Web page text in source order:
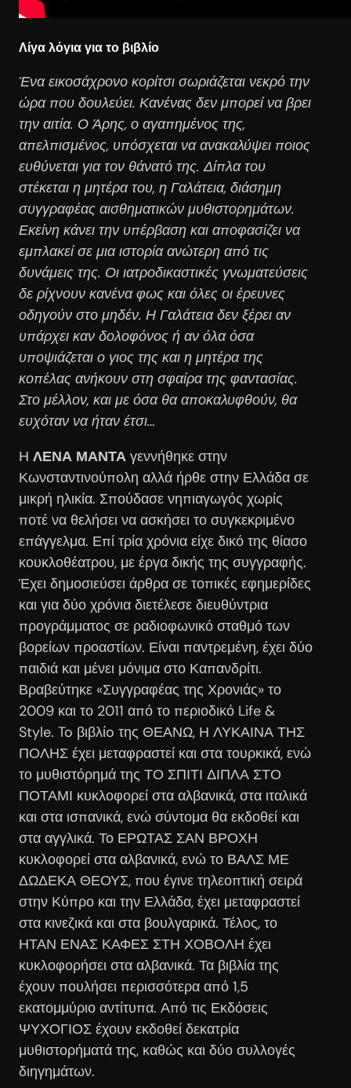
Λίγα λόγια για το βιβλίο
Ένα εικοσάχρονο κορίτσι σωριάζεται νεκρό την
ώρα που δουλεύει. Κανένας δεν μπορεί να βρει
την αιτία. Ο Άρης, ο αγαπημένος της,
απελπισμένος, υπόσχεται να ανακαλύψει ποιος
ευθύνεται για τον θάνατό της. Δίπλα του
στέκεται η μητέρα του, η Γαλάτεια, διάσημη
συγγραφέας αισθηματικών μυθιστορημάτων.
Εκείνη κάνει την υπέρβαση και αποφασίζει να
εμπλακεί σε μια ιστορία ανώτερη από τις
δυνάμεις της. Οι ιατροδικαστικές γνωματεύσεις
δε ρίχνουν κανένα φως και όλες οι έρευνες
οδηγούν στο μηδέν. Η Γαλάτεια δεν ξέρει αν
υπάρχει καν δολοφόνος ή αν όλα όσα
υποψιάζεται ο γιος της και η μητέρα της
κοπέλας ανήκουν στη σφαίρα της φαντασίας.
Στο μέλλον, και με όσα θα αποκαλυφθούν, θα
ευχόταν να ήταν έτσι…
Η ΛΕΝΑ ΜΑΝΤΑ γεννήθηκε στην
Κωνσταντινούπολη αλλά ήρθε στην Ελλάδα σε
μικρή ηλικία. Σπούδασε νηπιαγωγός χωρίς
ποτέ να θελήσει να ασκήσει το συγκεκριμένο
επάγγελμα. Επί τρία χρόνια είχε δικό της θίασο
κουκλοθέατρου, με έργα δικής της συγγραφής.
Έχει δημοσιεύσει άρθρα σε τοπικές εφημερίδες
και για δύο χρόνια διετέλεσε διευθύντρια
προγράμματος σε ραδιοφωνικό σταθμό των
βορείων προαστίων. Είναι παντρεμένη, έχει δύο
παιδιά και μένει μόνιμα στο Καπανδρίτι.
Βραβεύτηκε «Συγγραφέας της Χρονιάς» το
2009 και το 2011 από το περιοδικό Life &
Style. To βιβλίo της ΘΕΑΝΩ, Η ΛΥΚΑΙΝΑ ΤΗΣ
ΠΟΛΗΣ έχει μεταφραστεί και στα τουρκικά, ενώ
το μυθιστόρημά της ΤΟ ΣΠΙΤΙ ΔΙΠΛΑ ΣΤΟ
ΠΟΤΑΜΙ κυκλοφορεί στα αλβανικά, στα ιταλικά
και στα ισπανικά, ενώ σύντομα θα εκδοθεί και
στα αγγλικά. Το ΕΡΩΤΑΣ ΣΑΝ ΒΡΟΧΗ
κυκλοφορεί στα αλβανικά, ενώ το ΒΑΛΣ ΜΕ
ΔΩΔΕΚΑ ΘΕΟΥΣ, που έγινε τηλεοπτική σειρά
στην Κύπρο και την Ελλάδα, έχει μεταφραστεί
στα κινεζικά και στα βουλγαρικά. Τέλος, το
ΗΤΑΝ ΕΝΑΣ ΚΑΦΕΣ ΣΤΗ ΧΟΒΟΛΗ έχει
κυκλοφορήσει στα αλβανικά. Τα βιβλία της
έχουν πουλήσει περισσότερα από 1,5
εκατομμύριο αντίτυπα. Από τις Εκδόσεις
ΨΥΧΟΓΙΟΣ έχουν εκδοθεί δεκατρία
μυθιστορήματά της, καθώς και δύο συλλογές
διηγημάτων.